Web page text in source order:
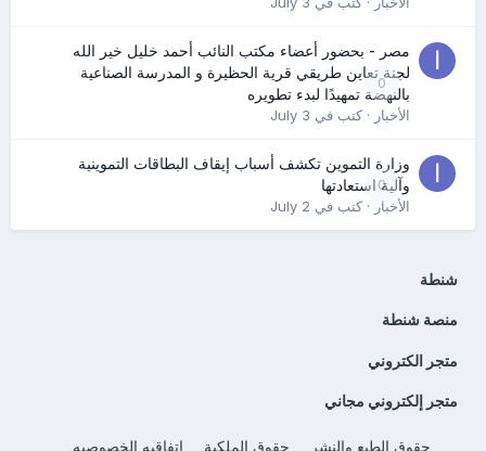
0
مصر - بحضور أعضاء مكتب النائب أحمد خليل خير الله
لجنة تعاين طريقي قرية الحظيرة و المدرسة الصناعية
بالنهضة تمهيدًا لبدء تطويره
الأخبار· كتب في July 3
0
وزارة التموين تكشف أسباب إيقاف البطاقات التموينية
وآلية استعادتها
الأخبار· كتب في July 2
شنطة
منصة شنطة
متجر الكتروني
متجر إلكتروني مجاني
حقوق الطبع والنشر حقوق الملكية اتفاقيه الخصوصيه